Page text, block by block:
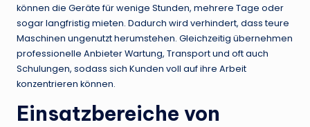
können die Geräte für wenige Stunden, mehrere Tage oder
sogar langfristig mieten. Dadurch wird verhindert, dass teure
Maschinen ungenutzt herumstehen. Gleichzeitig übernehmen
professionelle Anbieter Wartung, Transport und oft auch
Schulungen, sodass sich Kunden voll auf ihre Arbeit
konzentrieren können.
Einsatzbereiche von